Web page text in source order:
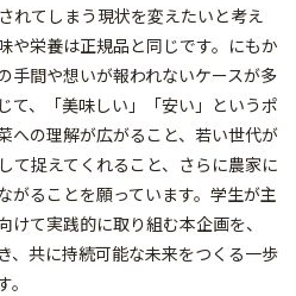
れてしまう現状を変えたいと考え
や栄養は正規品と同じです。にもか
手間や想いが報われないケースが多
て、「美味しい」「安い」というポ
への理解が広がること、若い世代が
て捉えてくれること、さらに農家に
がることを願っています。学生が主
て実践的に取り組む本企画を、
、共に持続可能な未来をつくる一歩